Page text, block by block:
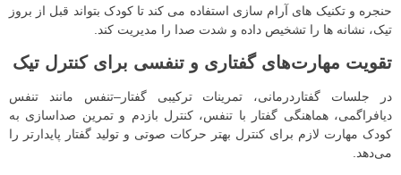
حنجره و تکنیک‌ های آرام‌ سازی استفاده می‌ کند تا کودک بتواند قبل از بروز
تیک، نشانه‌ ها را تشخیص داده و شدت صدا را مدیریت کند.
تقویت مهارت‌های گفتاری و تنفسی برای کنترل تیک
در جلسات گفتاردرمانی، تمرینات ترکیبی گفتار–تنفس مانند تنفس
دیافراگمی، هماهنگی گفتار با تنفس، کنترل بازدم و تمرین صداسازی به
کودک مهارت لازم برای کنترل بهتر حرکات صوتی و تولید گفتار پایدارتر را
می‌دهد.